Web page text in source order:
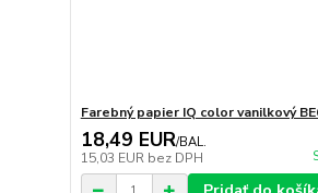
Farebný papier IQ color vanilkový
18,49 EUR/BAL.
15,03 EUR bez DPH